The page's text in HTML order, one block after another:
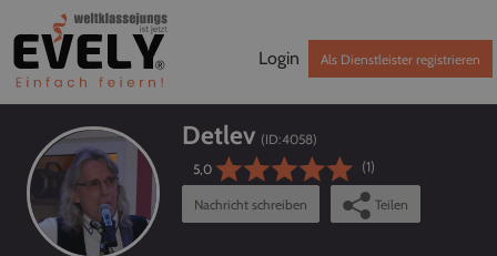
Login Als Dienstleister registrieren
Detlev (ID:4058)
5,0
(1)
Nachricht schreiben Teilen